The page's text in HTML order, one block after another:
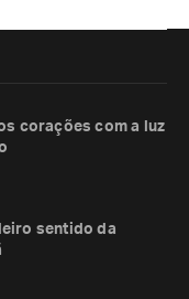
corações com a luz
sentido da